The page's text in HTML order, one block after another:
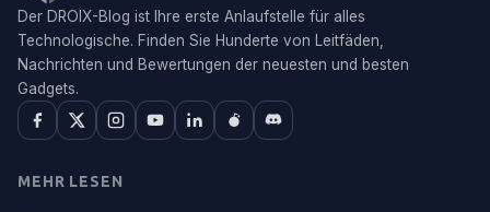
Der DROIX-Blog ist Ihre erste Anlaufstelle für alles
Technologische. Finden Sie Hunderte von Leitfäden,
Nachrichten und Bewertungen der neuesten und besten
Gadgets.
MEHR LESEN